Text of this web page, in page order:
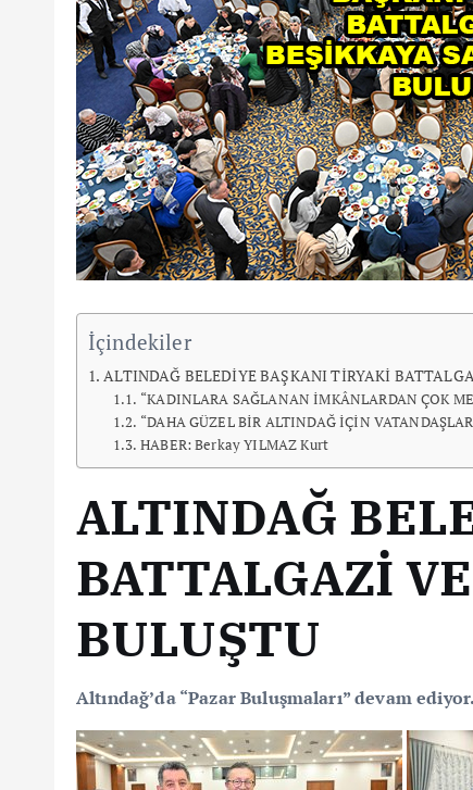
İçindekiler
ALTINDAĞ BELEDİYE BAŞKANI TİRYAKİ
“KADINLARA SAĞLANAN İMKÂNLARDAN ÇOK
“DAHA GÜZEL BİR ALTINDAĞ İÇİN
HABER: Berkay YILMAZ Kurt
ALTINDAĞ
BATTALGAZİ
BULUŞTU
Altındağ’da “Pazar Buluşmaları” devam